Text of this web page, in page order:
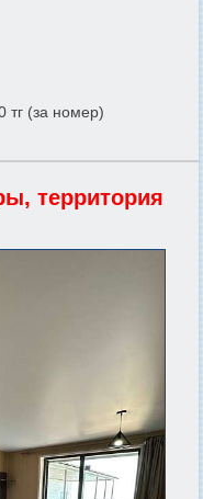
тг (за номер)
территория